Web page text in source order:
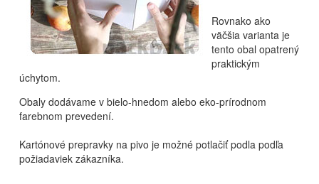
Rovnako ako
väčšia varianta je
tento obal opatrený
praktickým
úchytom.
Obaly dodávame v bielo-hnedom alebo eko-prírodnom
farebnom prevedení.
Kartónové prepravky na pivo je možné potlačiť podla podľa
požiadaviek zákazníka.